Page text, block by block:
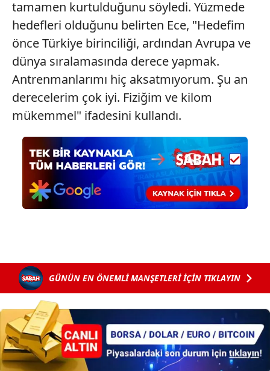
tamamen kurtulduğunu söyledi. Yüzmede
hedefleri olduğunu belirten Ece, "Hedefim
önce Türkiye birinciliği, ardından Avrupa ve
dünya sıralamasında derece yapmak.
Antrenmanlarımı hiç aksatmıyorum. Şu an
derecelerim çok iyi. Fiziğim ve kilom
mükemmel" ifadesini kullandı.
GÜNÜN EN ÖNEMLİ MANŞETLERİ İÇİN TIKLAYIN